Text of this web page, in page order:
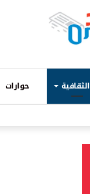
الثقافية حوارات